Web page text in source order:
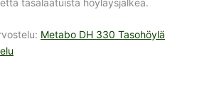
tasalaatuista höyläysjälkeä.
Metabo DH 330 Tasohöylä